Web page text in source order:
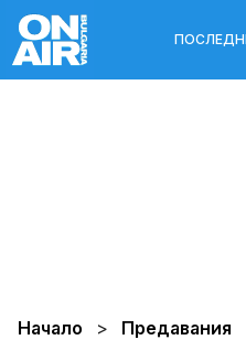
Начало Предавания